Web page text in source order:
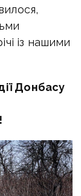
із нашими
Донбасу